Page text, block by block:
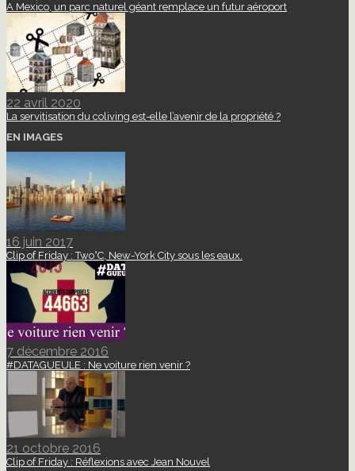
A Mexico, un parc naturel géant remplace un futur aéroport
22 avril 2020
La servitisation du coliving est-elle l’avenir de la propriété ?
EN IMAGES
16 juin 2017
Clip of Friday : Two°C, New-York City sous les eaux.
7 décembre 2016
#DATAGUEULE : Ne voiture rien venir ?
21 octobre 2016
Clip of Friday : Réflexions avec Jean Nouvel